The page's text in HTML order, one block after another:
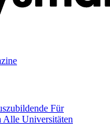
Für
Alle Universitäten